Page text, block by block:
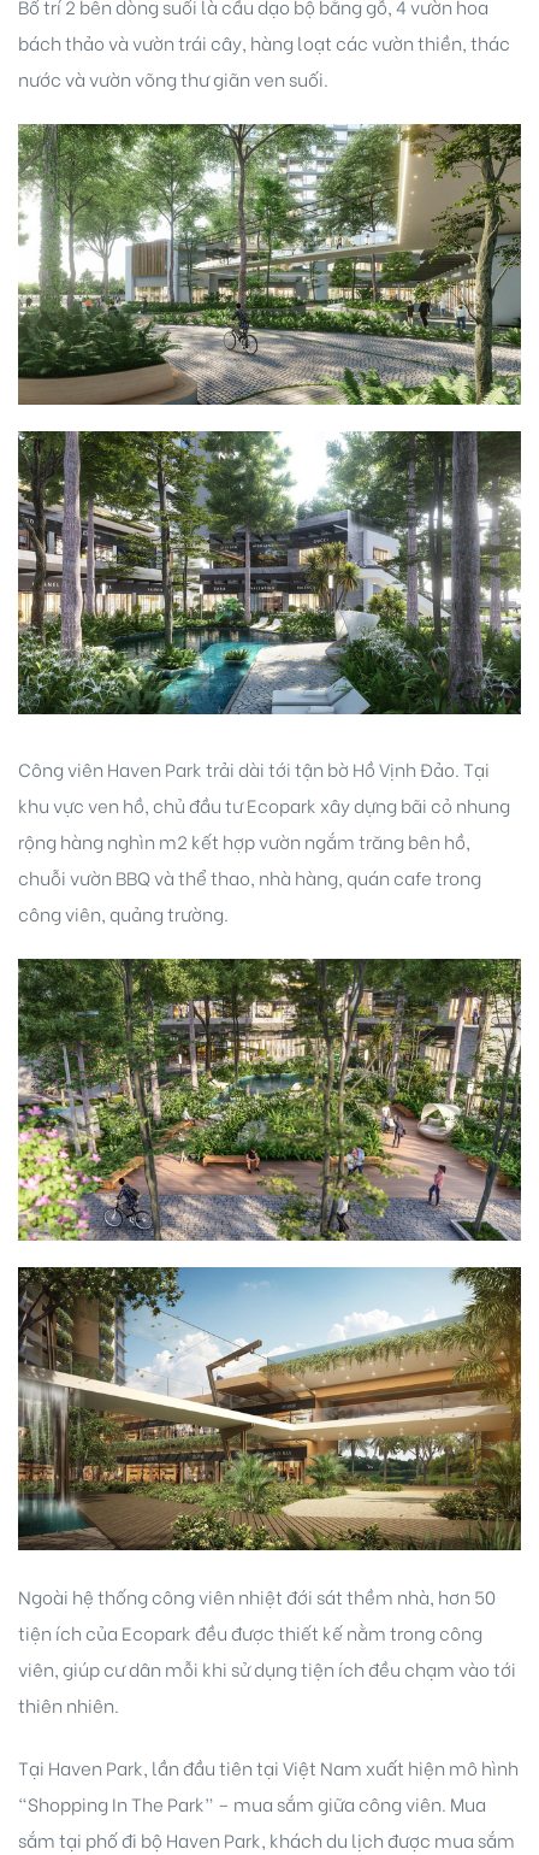
Bố trí 2 bên dòng suối là cầu dạo bộ bằng gỗ, 4 vườn hoa
bách thảo và vườn trái cây, hàng loạt các vườn thiền, thác
nước và vườn võng thư giãn ven suối.
Công viên Haven Park trải dài tới tận bờ Hồ Vịnh Đảo. Tại
khu vực ven hồ, chủ đầu tư Ecopark xây dựng bãi cỏ nhung
rộng hàng nghìn m2 kết hợp vườn ngắm trăng bên hồ,
chuỗi vườn BBQ và thể thao, nhà hàng, quán cafe trong
công viên, quảng trường.
Ngoài hệ thống công viên nhiệt đới sát thềm nhà, hơn 50
tiện ích của Ecopark đều được thiết kế nằm trong công
viên, giúp cư dân mỗi khi sử dụng tiện ích đều chạm vào tới
thiên nhiên.
Tại Haven Park, lần đầu tiên tại Việt Nam xuất hiện mô hình
“Shopping In The Park” – mua sắm giữa công viên. Mua
sắm tại phố đi bộ Haven Park, khách du lịch được mua sắm